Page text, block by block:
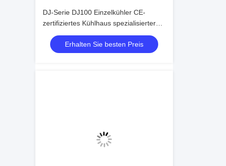
DJ-Serie DJ100 Einzelkühler CE-
zertifiziertes Kühlhaus spezialisierter
Luftkühler Verdampfer
Deckenverdampfer
Kühlgerätehersteller,Kühlfabrik,
Erhalten Sie besten Preis